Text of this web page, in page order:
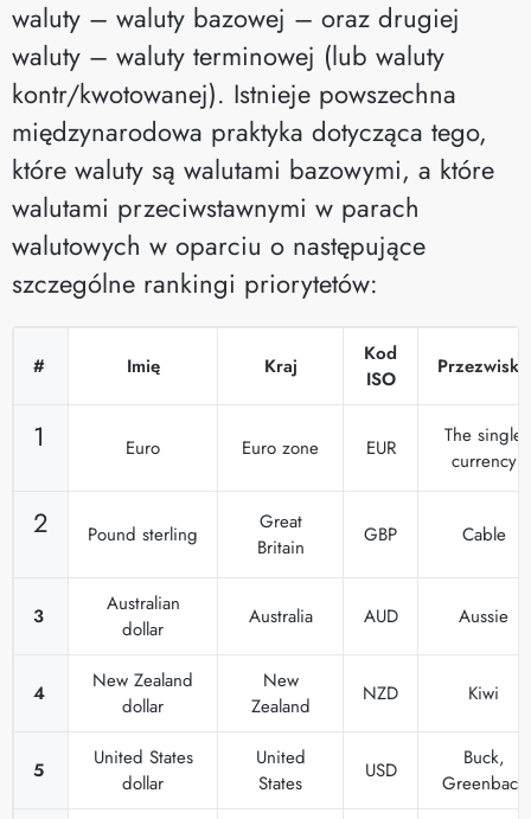
waluty – waluty bazowej – oraz drugiej
waluty – waluty terminowej (lub waluty
kontr/kwotowanej). Istnieje powszechna
międzynarodowa praktyka dotycząca tego,
które waluty są walutami bazowymi, a które
walutami przeciwstawnymi w parach
walutowych w oparciu o następujące
szczególne rankingi priorytetów:
# Imię Kraj
Kod
ISO
Przezwisko
1 Euro Euro zone EUR
The single
currency
2 Pound sterling
Great
Britain
GBP Cable
3
Australian
dollar
Australia AUD Aussie
4
New Zealand
dollar
New
Zealand
NZD Kiwi
5
United States
dollar
United
States
USD
Buck,
Greenback